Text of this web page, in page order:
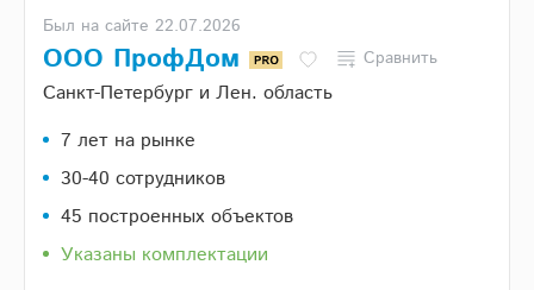
Был на сайте 22.07.2026
ООО ПрофДом Сравнить
Санкт-Петербург и Лен. область
7 лет на рынке
30-40 сотрудников
45 построенных объектов
Указаны комплектации